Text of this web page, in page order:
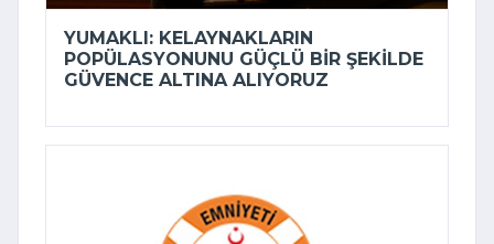
YUMAKLI: KELAYNAKLARIN
POPÜLASYONUNU GÜÇLÜ BIR ŞEKILDE
GÜVENCE ALTINA ALIYORUZ